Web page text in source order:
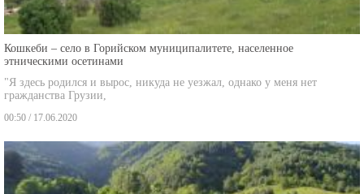
Кошкеби – село в Горийском муниципалитете, населенное
этническими осетинами
"Я здесь родился и вырос, никуда не уезжал, однако у меня нет
гражданства Грузии,
00:50 / 17.06.2020